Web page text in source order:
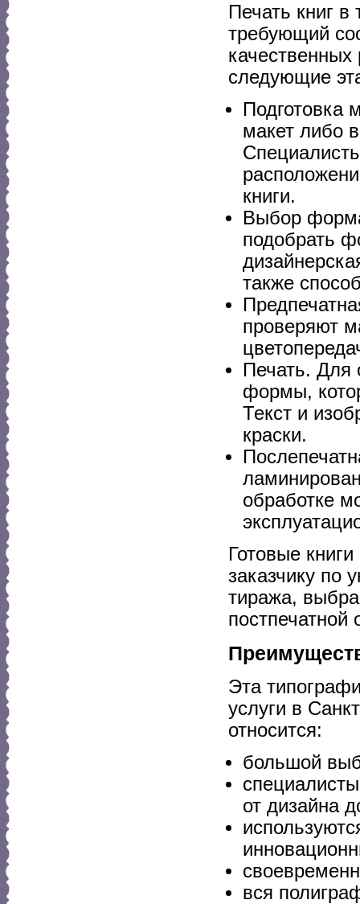
Печать книг
требующий
следующие
Подготовка
макет либо
книги.
Выбор
подобрать
также
проверяют
Печать. Для
формы,
Текст и
краски.
обработке
Готовые
заказчику по
тиража,
постпечатной
Эта
услуги в
относится:
большой
от дизайна
вся